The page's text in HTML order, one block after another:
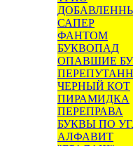
САПЕР
ФАНТОМ
БУКВОПАД
ОПАВШИЕ
ЧЕРНЫЙ КОТ
ПИРАМИДКА
ПЕРЕПРАВА
БУКВЫ ПО
АЛФАВИТ